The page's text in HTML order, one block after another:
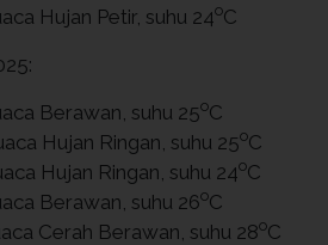
Hujan Petir, suhu 24oC
Berawan, suhu 25oC
Hujan Ringan, suhu 25oC
Hujan Ringan, suhu 24oC
Berawan, suhu 26oC
Cerah Berawan, suhu 28oC